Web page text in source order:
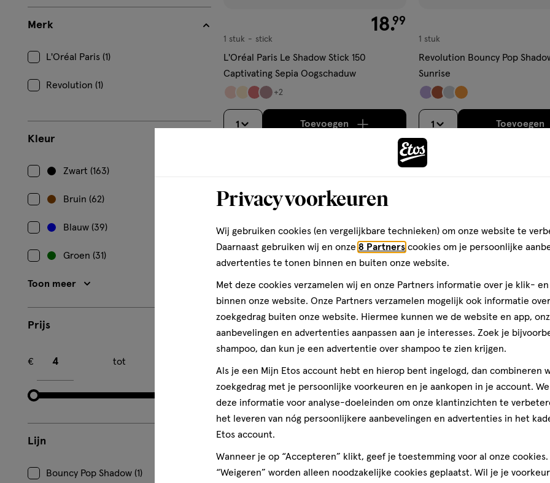
Merk
L'Oréal Paris (1)
Revolution (1)
Kleur
Zwart (163)
Bruin (62)
Blauw (39)
Groen (31)
Toon meer
Prijs
€
tot
Lijn
Bouncy Pop Shadow (1)
€ 18.99
18.99
stick
1 stuk stick
L'Oréal Paris Le Shadow Stick 150
Captivating Sepia Oogschaduw
+2
1 Toevoegenverhoog aantal met één,Bijna uitverkocht!Er
1 stuk
Revolution Bouncy Pop
Sunrise
1 Toevoegen
Privacy voorkeuren
Wij gebruiken cookies (en vergelijkbare technieken) om onze website te
Daarnaast gebruiken wij en onze 8 Partners cookies om je persoonlijke
advertenties te tonen binnen en buiten onze website.
Met deze cookies verzamelen wij en onze Partners informatie over je klik-
binnen onze website. Onze Partners verzamelen mogelijk ook informatie
zoekgedrag buiten onze website. Hiermee kunnen we de website en app,
aanbevelingen en advertenties aanpassen aan je interesses. Zoek je
shampoo, dan kun je een advertentie over shampoo te zien krijgen.
Als je een Mijn Etos account hebt en hierop bent ingelogd, dan combineren
zoekgedrag met je persoonlijke voorkeuren en je aankopen in je account.
deze informatie voor analyse-doeleinden om onze klantinzichten te
het leveren van nóg persoonlijkere aanbevelingen en advertenties in het
Etos account.
Wanneer je op “Accepteren” klikt, geef je toestemming voor al onze cookies.
“Weigeren” worden alleen noodzakelijke cookies geplaatst. Wil je je